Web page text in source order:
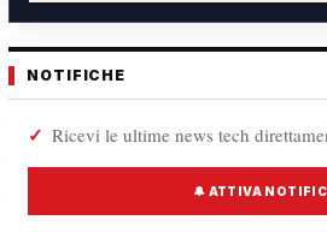
NOTIFICHE
Ricevi le ultime news tech
🔔 ATTIVA